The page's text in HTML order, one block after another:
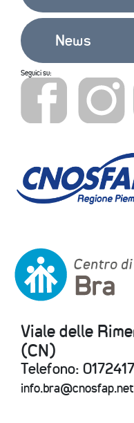
News
Seguici su:
Viale delle
(CN)
Telefono:
info.bra@cnosfap.net